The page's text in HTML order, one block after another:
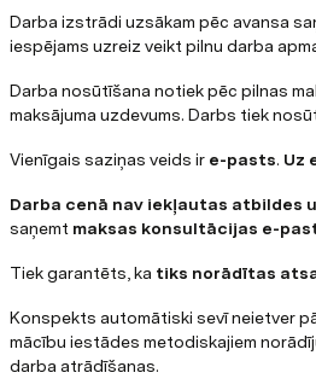
Darba izstrādi uzsākam pēc avansa
iespējams uzreiz veikt pilnu darba
Darba nosūtīšana notiek pēc pilnas
maksājuma uzdevums. Darbs tiek
Vienīgais saziņas veids ir e-pasts. Uz
Darba cenā nav iekļautas atbildes
saņemt maksas konsultācijas e-
Tiek garantēts, ka tiks norādītas
Konspekts automātiski sevī neietver
mācību iestādes metodiskajiem
darba atrādīšanas.